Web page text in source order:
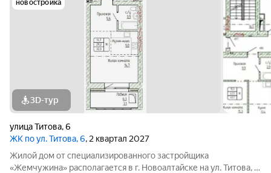
новостройка
3D-тур
улица Титова,6
ЖК по ул. Титова, 6, 2 квартал 2027
Жилой дом от специализированного застройщика
«Жемчужина» располагается в г. Новоалтайске на ул. Титова, 6.